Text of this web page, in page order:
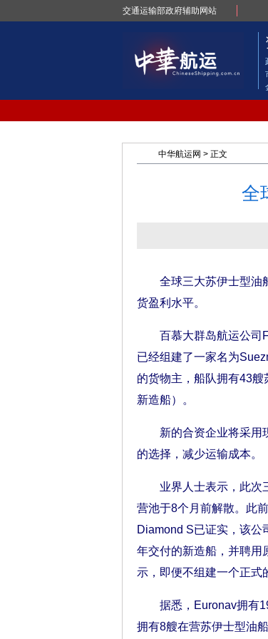
交通运输部政府辅助网站
中华航运网 > 正文
全
全球三大苏伊士型油船
货盈利水平。
百慕大群岛航运公司
已经组建了一家名为
的货物主，船队拥有43
新造船）。
新的合资企业将采用现
的选择，减少运输成本。
业界人士表示，此次三
营池于8个月前解散。此
Diamond S已证实，该公
年交付的新造船，并聘用
示，即便不组建一个正式
据悉，Euronav拥有19
拥有8艘在营苏伊士型油